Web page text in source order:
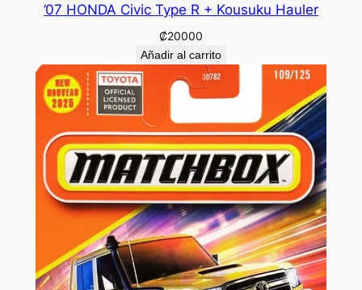
’07 HONDA Civic Type R + Kousuku Hauler
₡20000
Añadir al carrito